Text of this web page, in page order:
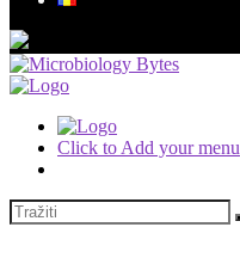
Click to Add your menu